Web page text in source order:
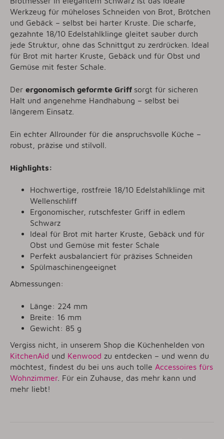
Werkzeug für müheloses Schneiden von Brot, Brötchen
und Gebäck – selbst bei harter Kruste. Die scharfe,
gezahnte 18/10 Edelstahlklinge gleitet sauber durch
jede Struktur, ohne das Schnittgut zu zerdrücken. Ideal
für Brot mit harter Kruste, Gebäck und für Obst und
Gemüse mit fester Schale.
Der ergonomisch geformte Griff sorgt für sicheren
Halt und angenehme Handhabung – selbst bei
längerem Einsatz.
Ein echter Allrounder für die anspruchsvolle Küche –
robust, präzise und stilvoll.
Highlights:
Hochwertige, rostfreie 18/10 Edelstahlklinge mit
Wellenschliff
Ergonomischer, rutschfester Griff in edlem
Schwarz
Ideal für Brot mit harter Kruste, Gebäck und für
Obst und Gemüse mit fester Schale
Perfekt ausbalanciert für präzises Schneiden
Spülmaschinengeeignet
Abmessungen:
Länge: 224 mm
Breite: 16 mm
Gewicht: 85 g
Vergiss nicht, in unserem Shop die Küchenhelden von
KitchenAid und Kenwood zu entdecken – und wenn du
möchtest, findest du bei uns auch tolle Accessoires fürs
Wohnzimmer. Für ein Zuhause, das mehr kann und
mehr liebt!